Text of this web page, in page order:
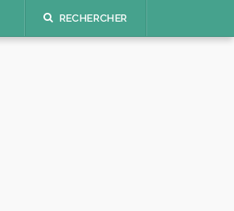
RECHERCHER